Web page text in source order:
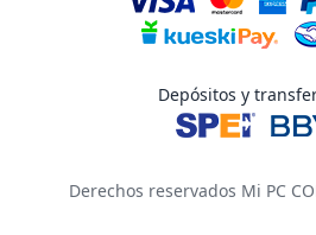
Depósitos y
Derechos reservados Mi PC